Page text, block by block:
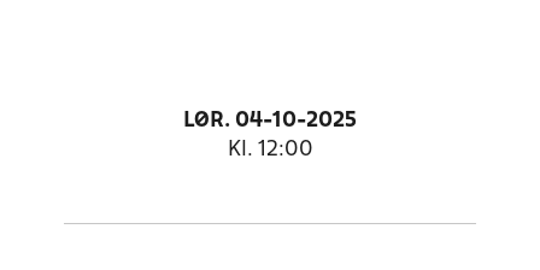
LØR. 04-10-2025
Kl. 12:00